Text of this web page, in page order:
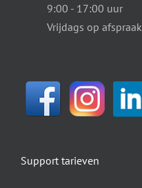
9:00 - 17:00 uur
Vrijdags op afspraak
Support tarieven